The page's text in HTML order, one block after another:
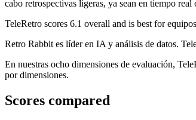
cabo retrospectivas ligeras, ya sean en tiempo
TeleRetro scores 6.1 overall and is best for
Retro Rabbit es líder en IA y análisis de datos.
En nuestras ocho dimensiones de evaluación,
por dimensiones.
Scores compared